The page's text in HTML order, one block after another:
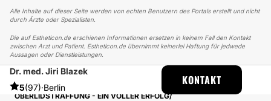
Alle Inhalte auf dieser Seite werden von echten Benutzern des Portals erstellt und nicht
durch Ärzte oder Spezialisten.
Die auf Estheticon.de erschienen Informationen ersetzen in keinem Fall den Kontakt
zwischen Arzt und Patient. Estheticon.de übernimmt keinerlei Haftung für jedwede
Aussagen oder Dienstleistungen.
Dr. med. Jiri Blazek
5(97)·Berlin
KONTAKT
ESTHETICON
ERFAHRUNGSBERICHTE
ERFAHRUNGSBERICHTE ÜBER AUGENLIDSTRAFFUNG
OBERLIDSTRAFFUNG - EIN VOLLER ERFOLG